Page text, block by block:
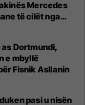
Mercedes
të cilët nga
Kosovës
Dortmundi,
e mbyllë
Fisnik Asllanin
pasi u nisën